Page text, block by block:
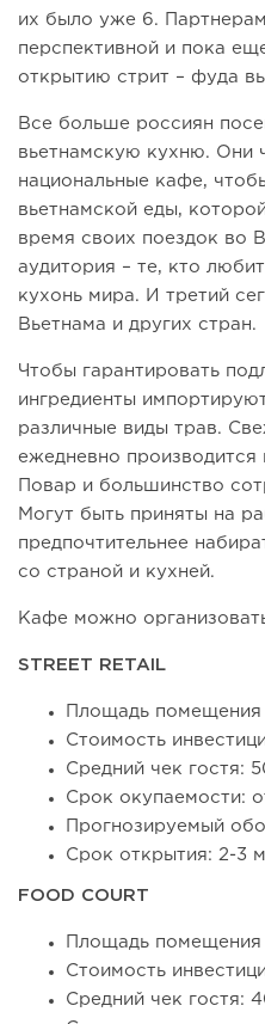
их было уже 6.
перспективной и пока
открытию стрит – фуда
Все больше россиян
вьетнамскую кухню. Они
национальные кафе,
вьетнамской еды,
время своих поездок во
аудитория – те, кто
кухонь мира. И третий
Вьетнама и других стран.
Чтобы гарантировать
ингредиенты
различные виды трав.
ежедневно производится
Повар и большинство
Могут быть приняты на
предпочтительнее
со страной и кухней.
Кафе можно
STREET RETAIL
Площадь помещения
Стоимость
Средний чек гостя:
Срок окупаемости:
Прогнозируемый
Срок открытия: 2-3
FOOD COURT
Площадь помещения
Стоимость
Средний чек гостя: